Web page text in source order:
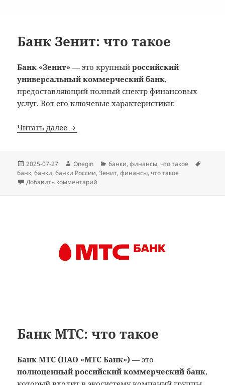
Банк Зенит: что такое
Банк «Зенит» — это крупныйроссийский
универсальный коммерческий банк,
предоставляющий полный спектр финансовых
услуг. Вот его ключевые характеристики:
Читать далее Банк Зенит: что такое
Опубликовано
2025-07-27 Автор
Onegin Рубрики
банки,финансы, что такое
банк,банки,банки России,Зенит,финансы, что такое
Добавить комментарий
Банк МТС: что такое
Банк МТС (ПАО «МТС Банк») — это
полноценный российский коммерческий банк,